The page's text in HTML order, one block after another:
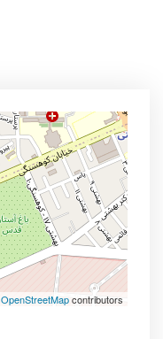
OpenStreetMapcontributors